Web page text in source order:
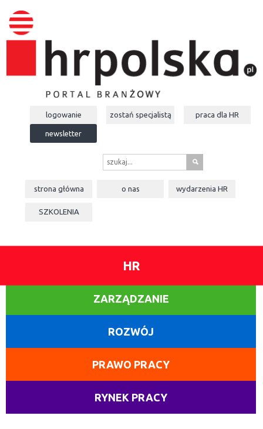
logowanie zostań specjalistą praca dla HR
newsletter
s
strona główna o nas wydarzeniaHR
SZKOLENIA
HR
ZARZĄDZANIE
ROZWÓJ
PRAWO PRACY
RYNEK PRACY